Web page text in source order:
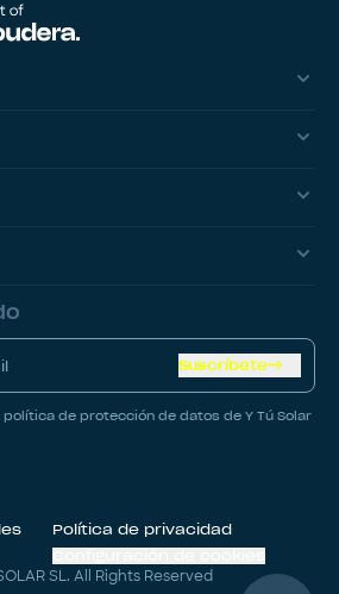
Suscríbete
de protección de datos de Y Tú Solar
Política de privacidad
SL. All Rights Reserved